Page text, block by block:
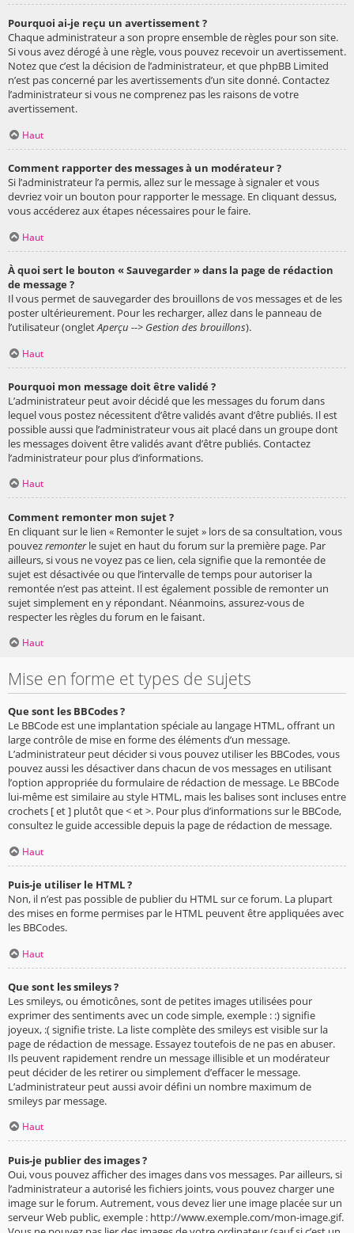
Pourquoi ai-je reçu un avertissement ?
Chaque administrateur a son propre ensemble de règles pour son site.
Si vous avez dérogé à une règle, vous pouvez recevoir un avertissement.
Notez que c’est la décision de l’administrateur, et que phpBB Limited
n’est pas concerné par les avertissements d’un site donné. Contactez
l’administrateur si vous ne comprenez pas les raisons de votre
avertissement.
Haut
Comment rapporter des messages à un modérateur ?
Si l’administrateur l’a permis, allez sur le message à signaler et vous
devriez voir un bouton pour rapporter le message. En cliquant dessus,
vous accéderez aux étapes nécessaires pour le faire.
Haut
À quoi sert le bouton « Sauvegarder » dans la page de rédaction
de message ?
Il vous permet de sauvegarder des brouillons de vos messages et de les
poster ultérieurement. Pour les recharger, allez dans le panneau de
l’utilisateur (ongletAperçu --> Gestion des brouillons).
Haut
Pourquoi mon message doit être validé ?
L’administrateur peut avoir décidé que les messages du forum dans
lequel vous postez nécessitent d’être validés avant d’être publiés. Il est
possible aussi que l’administrateur vous ait placé dans un groupe dont
les messages doivent être validés avant d’être publiés. Contactez
l’administrateur pour plus d’informations.
Haut
Comment remonter mon sujet ?
En cliquant sur le lien « Remonter le sujet » lors de sa consultation, vous
pouvezremonterle sujet en haut du forum sur la première page. Par
ailleurs, si vous ne voyez pas ce lien, cela signifie que la remontée de
sujet est désactivée ou que l’intervalle de temps pour autoriser la
remontée n’est pas atteint. Il est également possible de remonter un
sujet simplement en y répondant. Néanmoins, assurez-vous de
respecter les règles du forum en le faisant.
Haut
Mise en forme et types de sujets
Que sont les BBCodes ?
Le BBCode est une implantation spéciale au langage HTML, offrant un
large contrôle de mise en forme des éléments d’un message.
L’administrateur peut décider si vous pouvez utiliser les BBCodes, vous
pouvez aussi les désactiver dans chacun de vos messages en utilisant
l’option appropriée du formulaire de rédaction de message. Le BBCode
lui-même est similaire au style HTML, mais les balises sont incluses entre
crochets [ et ] plutôt que < et >. Pour plus d’informations sur le BBCode,
consultez le guide accessible depuis la page de rédaction de message.
Haut
Puis-je utiliser le HTML ?
Non, il n’est pas possible de publier du HTML sur ce forum. La plupart
des mises en forme permises par le HTML peuvent être appliquées avec
les BBCodes.
Haut
Que sont les smileys ?
Les smileys, ou émoticônes, sont de petites images utilisées pour
exprimer des sentiments avec un code simple, exemple : :) signifie
joyeux, :( signifie triste. La liste complète des smileys est visible sur la
page de rédaction de message. Essayez toutefois de ne pas en abuser.
Ils peuvent rapidement rendre un message illisible et un modérateur
peut décider de les retirer ou simplement d’effacer le message.
L’administrateur peut aussi avoir défini un nombre maximum de
smileys par message.
Haut
Puis-je publier des images ?
Oui, vous pouvez afficher des images dans vos messages. Par ailleurs, si
l’administrateur a autorisé les fichiers joints, vous pouvez charger une
image sur le forum. Autrement, vous devez lier une image placée sur un
serveur Web public, exemple : http://www.exemple.com/mon-image.gif.